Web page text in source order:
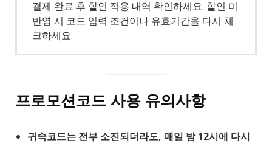
결제 완료 후 할인 적용 내역 확인하세요. 할인 미
반영 시 코드 입력 조건이나 유효기간을 다시 체
크하세요.
프로모션코드 사용 유의사항
귀속코드는 전부 소진되더라도, 매일 밤 12시에 다시